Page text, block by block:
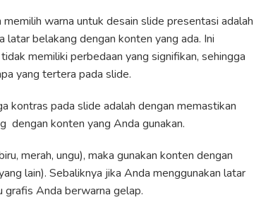
warna untuk desain slide presentasi adalah
belakang dengan konten yang ada. Ini
memiliki perbedaan yang signifikan, sehingga
yang tertera pada slide.
kontras pada slide adalah dengan memastikan
dengan konten yang Anda gunakan.
merah, ungu), maka gunakan konten dengan
lain). Sebaliknya jika Anda menggunakan latar
Anda berwarna gelap.